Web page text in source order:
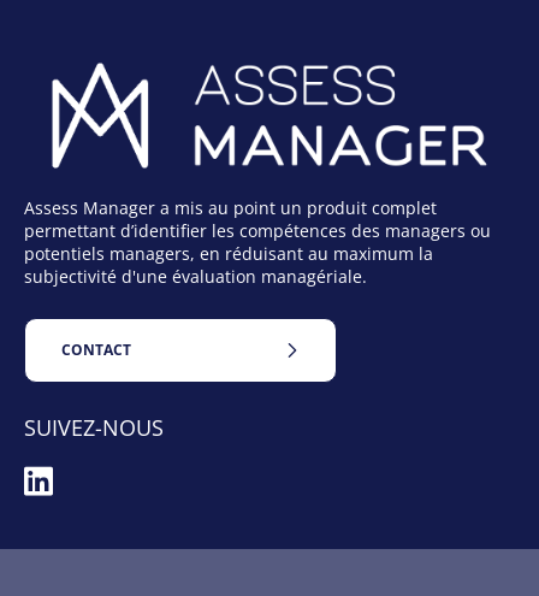
Assess Manager a mis au point un produit complet
permettant d’identifier les compétences des managers ou
potentiels managers, en réduisant au maximum la
subjectivité d'une évaluation managériale.
CONTACT
SUIVEZ-NOUS